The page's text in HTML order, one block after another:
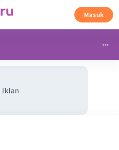
Masuk
Iklan